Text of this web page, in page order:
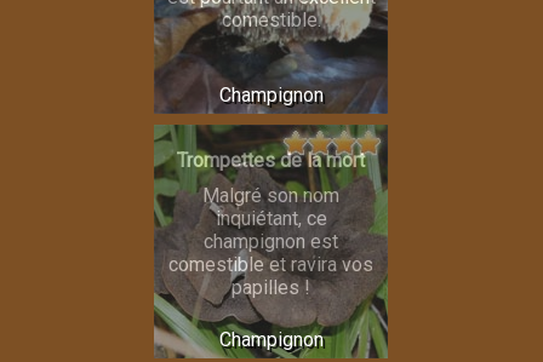
Champignon
comestible.
Champignon
Trompettes de la mort
Malgré son nom
inquiétant, ce
champignon est
comestible et ravira vos
papilles !